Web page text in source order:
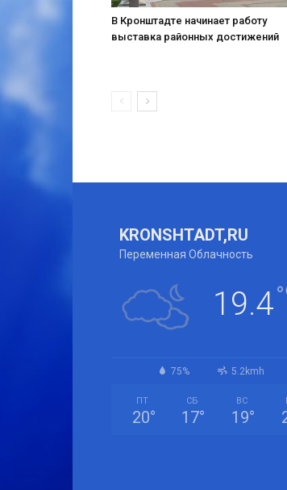
В Кронштадте начинает работу
выставка районных достижений
KRONSHTADT,RU
Переменная Облачность
19.4°
75% 5.2kmh
ПТ
20°
СБ
17°
ВС
19°